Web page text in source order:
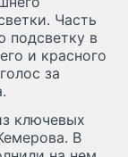
Часть
подсветку в
и красного
за
ключевых
В